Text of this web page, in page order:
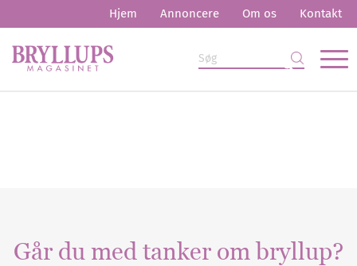
Hjem Annoncere Om os Kontakt
Går du med tanker om bryllup?